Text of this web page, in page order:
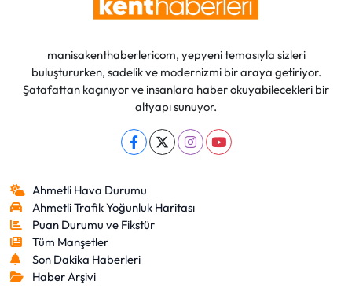
manisakenthaberlericom, yepyeni temasıyla sizleri
buluştururken, sadelik ve modernizmi bir araya getiriyor.
Şatafattan kaçınıyor ve insanlara haber okuyabilecekleri bir
altyapı sunuyor.
Ahmetli Hava Durumu
Ahmetli Trafik Yoğunluk Haritası
Puan Durumu ve Fikstür
Tüm Manşetler
Son Dakika Haberleri
Haber Arşivi